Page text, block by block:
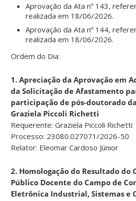
Aprovação da Ata nº 143,
realizada em 18/06/2026.
Aprovação da Ata nº 144,
realizada em 18/06/2026.
Ordem do Dia:
1. Apreciação da Aprovação em
da Solicitação de Afastamento
participação de pós-doutorado
Graziela Piccoli Richetti
Requerente: Graziela Piccoli Richetti
Processo: 23080.027071/2026-50
Relator: Eleomar Cardoso Júnior
2. Homologação do Resultado do
Público Docente do Campo de
Eletrônica Industrial, Sistemas e